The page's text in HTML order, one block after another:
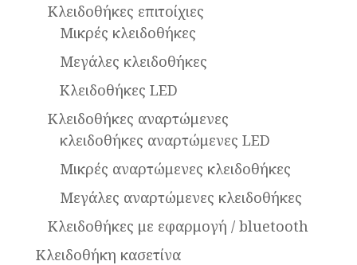
Κλειδοθήκες επιτοίχιες
Μικρές κλειδοθήκες
Μεγάλες κλειδοθήκες
Κλειδοθήκες LED
Κλειδοθήκες αναρτώμενες
κλειδοθήκες αναρτώμενες LED
Μικρές αναρτώμενες κλειδοθήκες
Μεγάλες αναρτώμενες κλειδοθήκες
Κλειδοθήκες με εφαρμογή / bluetooth
Κλειδοθήκη κασετίνα